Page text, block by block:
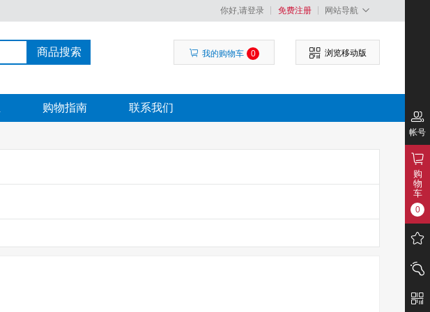
你好,请登录 免费注册 网站导航
商品搜索 我的购物车 0 浏览移动版
购物指南 联系我们
帐号
购
物
车
0